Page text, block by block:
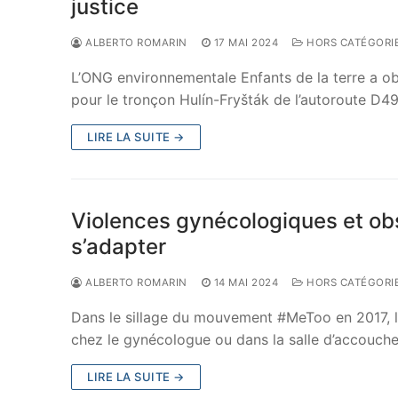
justice
ALBERTO ROMARIN 17 MAI 2024 HORS
L’ONG environnementale Enfants de la terre a
pour le tronçon Hulín-Fryšták de l’autoroute
LIRE LA SUITE →
Violences gynécologiques et
s’adapter
ALBERTO ROMARIN 14 MAI 2024 HORS
Dans le sillage du mouvement #MeToo en
chez le gynécologue ou dans la salle
LIRE LA SUITE →